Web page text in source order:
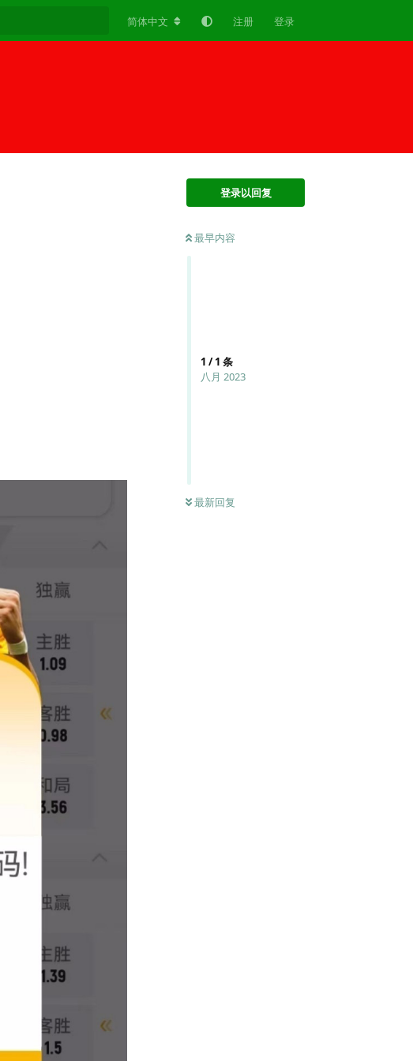
简体中文 注册 登录
登录以回复
最早内容
1 /1 条
八月 2023
最新回复